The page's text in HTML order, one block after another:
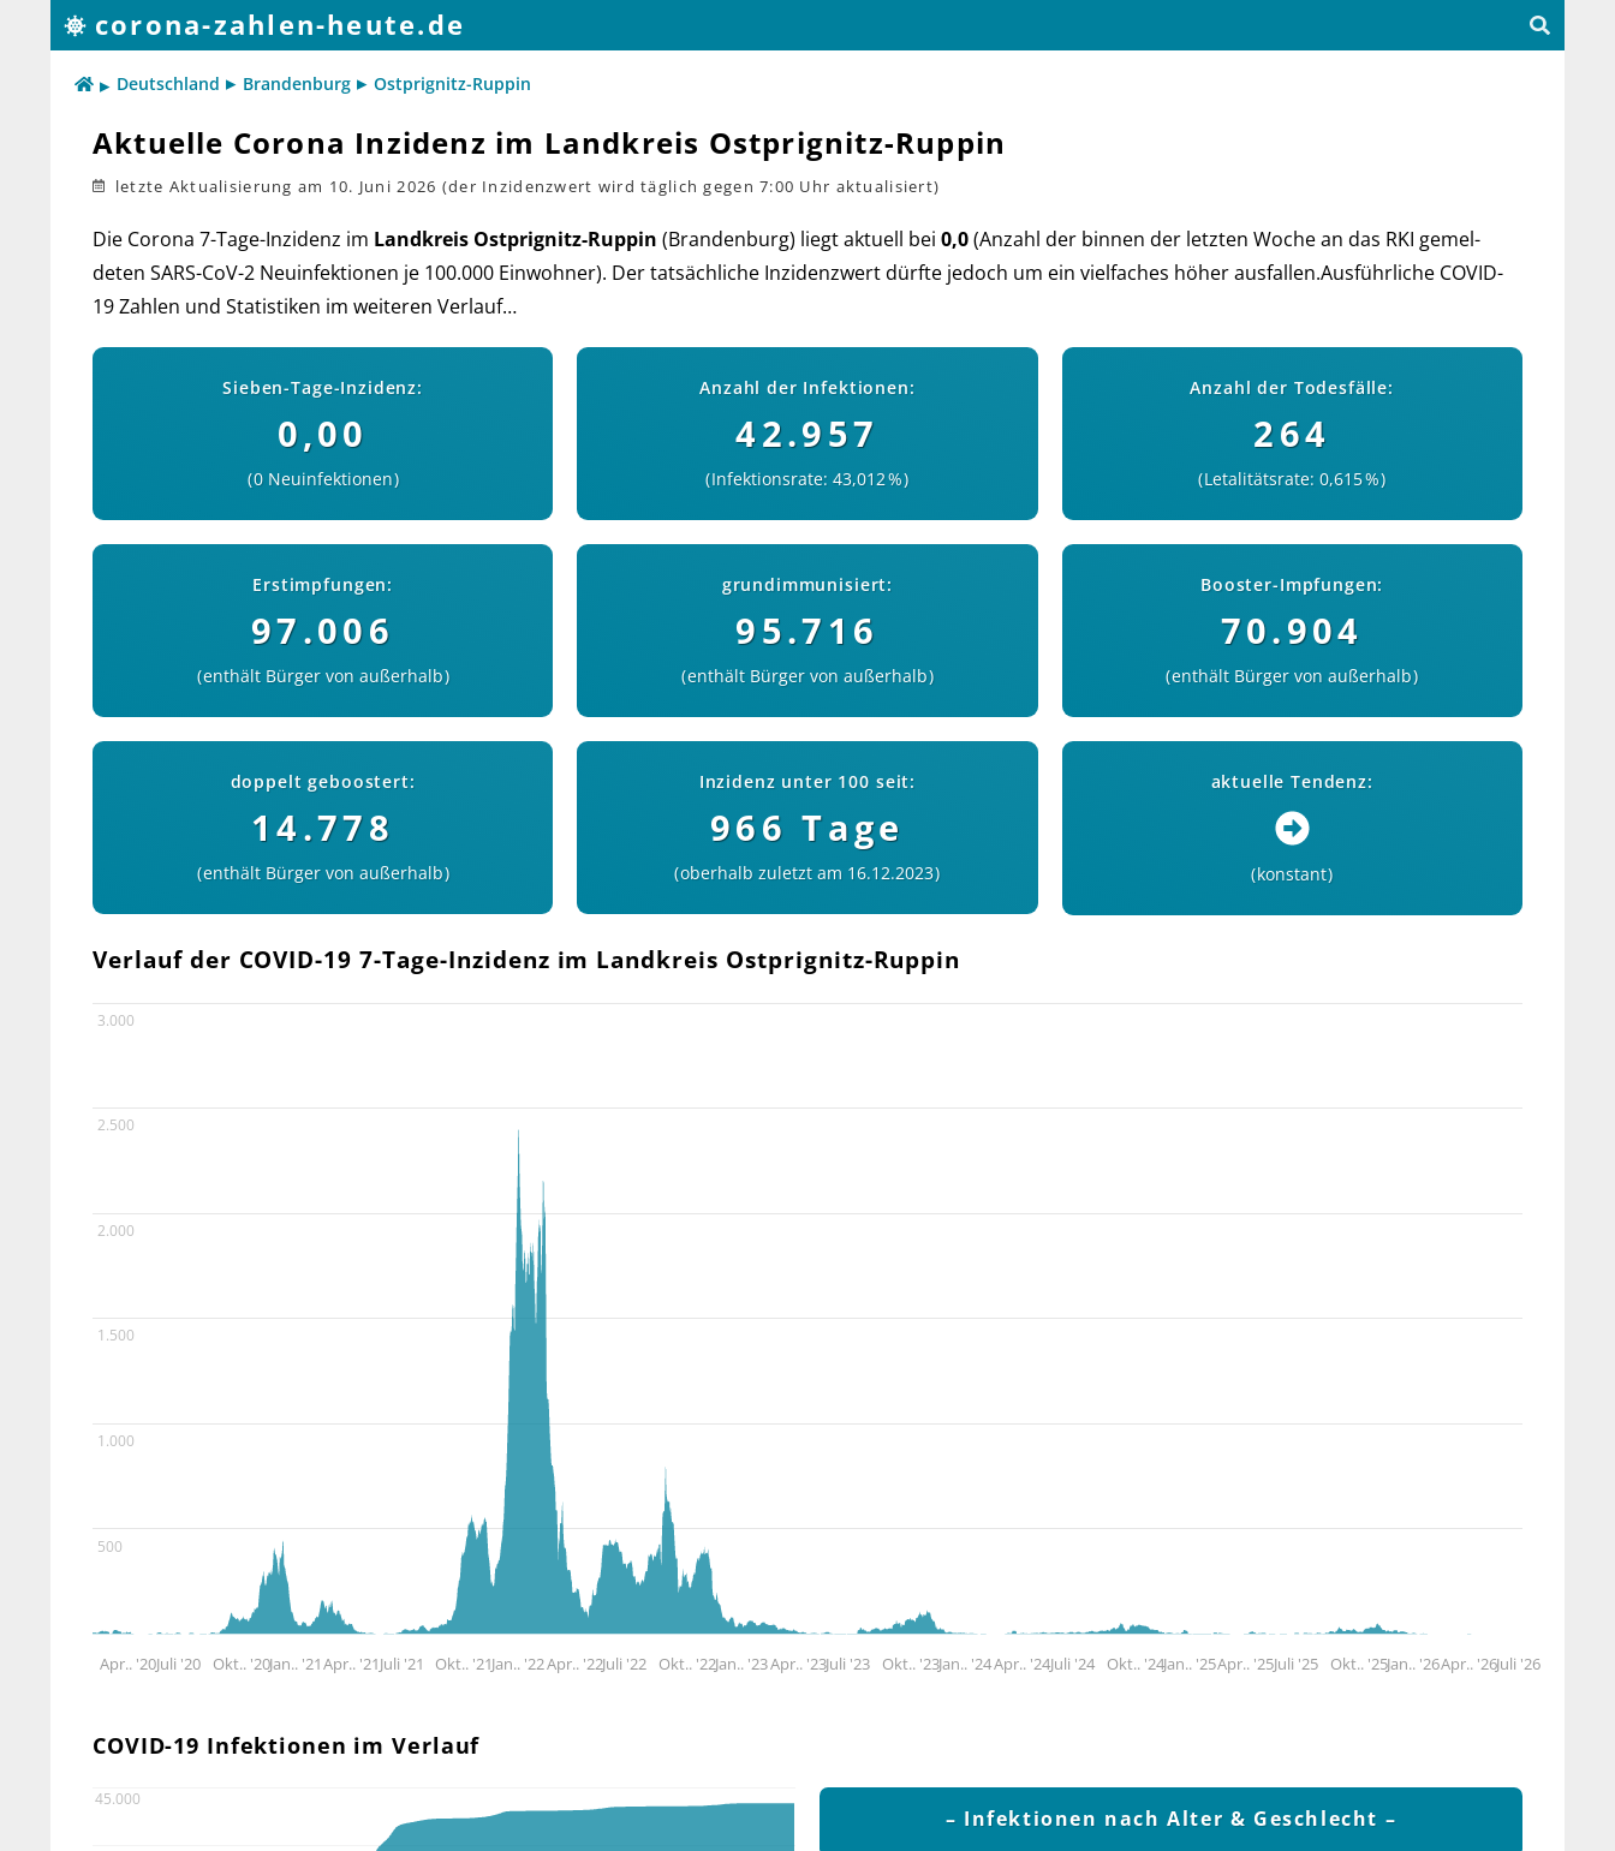
corona-zahlen-heute.de
Deutschland Brandenburg Ostprignitz-Ruppin
Aktuelle Corona Inzidenz im Landkreis Ostprignitz-Ruppin
letzte Aktualisierung am 10. Juni 2026
Die Corona 7-Tage-Inzidenz im Landkreis Ostprignitz-Ruppin (Bran­den­burg) liegt aktu­ell bei 0,0(An­zahl der bin­nen der letz­ten Woche an das RKI ge­mel­
deten SARS-CoV-2 Neu­in­fek­tio­nen je 100.000 Ein­woh­ner). Der tat­säch­liche In­zi­denz­wert dürf­te je­doch um ein viel­faches höher aus­fal­len.Aus­führ­liche COVID-
19 Zah­len und Sta­tis­ti­ken im wei­teren Verlauf…
Sieben-Tage-Inzidenz:
0,00
0 Neuinfektionen
Anzahl der Infektionen:
42.957
Infektionsrate: 43,012 %
Anzahl der Todesfälle:
264
Letalitätsrate: 0,615 %
Erstimpfungen:
97.006
enthält Bürger von außerhalb
grundimmunisiert:
95.716
enthält Bürger von außerhalb
Booster-Impfungen:
70.904
enthält Bürger von außerhalb
doppelt geboostert:
14.778
enthält Bürger von außerhalb
Inzidenz unter 100 seit:
966 Tage
oberhalb zuletzt am 16.12.2023
aktuelle Tendenz:
konstant
Verlauf der COVID-19 7-Tage-Inzidenz im Landkreis Ostprignitz-Ruppin
500
1.000
1.500
2.000
2.500
3.000
Apr.. '20Juli '20 Okt.. '20Jan.. '21Apr.. '21Juli '21 Okt.. '21Jan.. '22Apr.. '22Juli '22 Okt.. '22Jan.. '23Apr.. '23Juli '23 Okt.. '23Jan.. '24Apr.. '24Juli '24 Okt.. '24Jan.. '25Apr.. '25Juli '25 Okt.. '25Jan.. '26Apr.. '26Juli '26
COVID-19 Infektionen im Verlauf
45.000
Infektionen nach Alter & Geschlecht